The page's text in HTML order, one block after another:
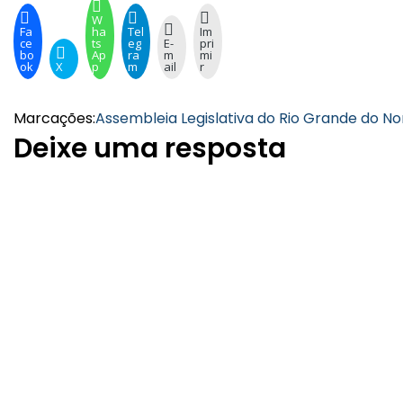
Fa
ce
bo
ok X
W
ha
ts
Ap
p
Tel
eg
ra
m
E-
m
ail
Im
pri
mi
r
Marcações:Assembleia Legislativa do Rio Grande do
Deixe uma resposta